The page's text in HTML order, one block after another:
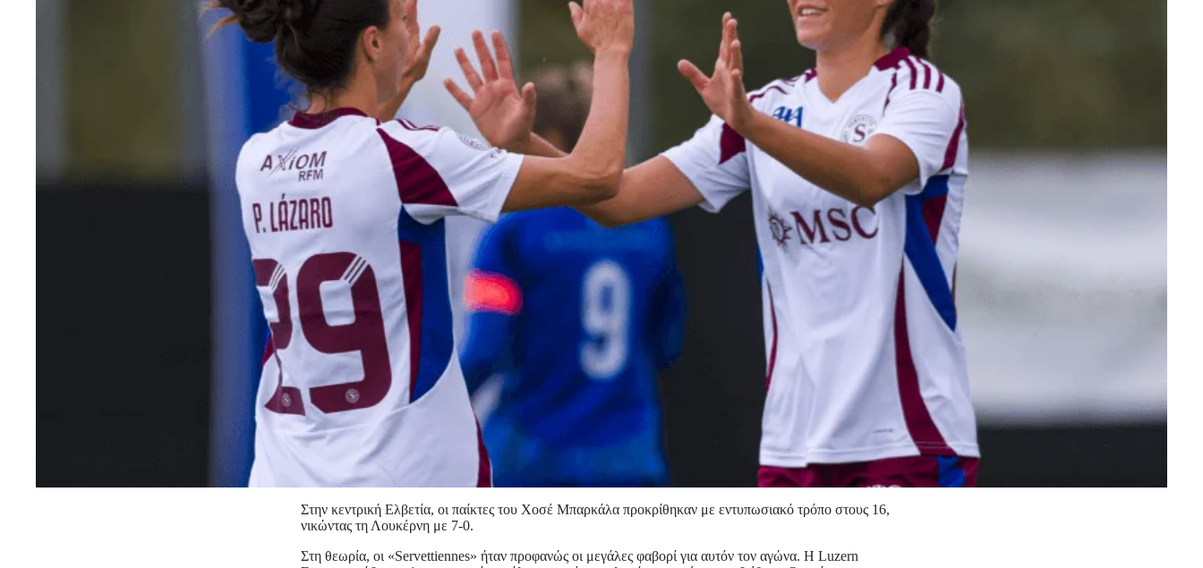
Στην κεντρική Ελβετία, οι παίκτες του Χοσέ Μπαρκάλα προκρίθηκαν με εντυπωσιακό τρόπο στους 16,
νικώντας τη Λουκέρνη με 7-0.
Στη θεωρία, οι «Servettiennes» ήταν προφανώς οι μεγάλες φαβορί για αυτόν τον αγώνα. Η Luzern